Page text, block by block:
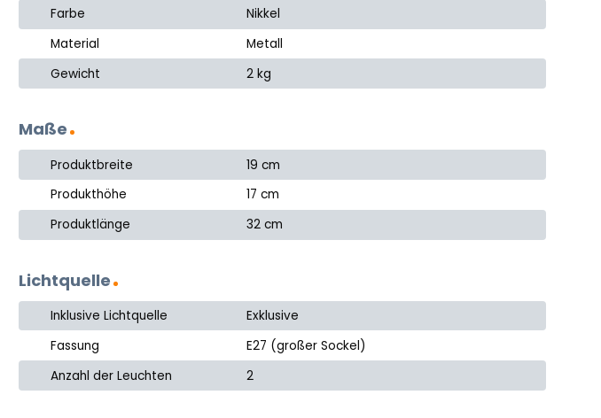
Farbe
Nikkel
Material
Metall
Gewicht
2 kg
Maße
Produktbreite
19 cm
Produkthöhe
17 cm
Produktlänge
32 cm
Lichtquelle
Inklusive Lichtquelle
Exklusive
Fassung
E27 (großer Sockel)
Anzahl der Leuchten
2